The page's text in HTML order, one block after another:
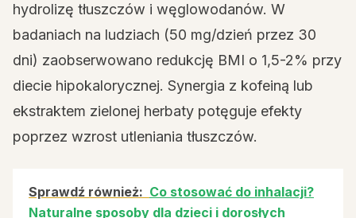
hydrolizę tłuszczów i węglowodanów. W
badaniach na ludziach (50 mg/dzień przez 30
dni) zaobserwowano redukcję BMI o 1,5-2% przy
diecie hipokalorycznej. Synergia z kofeiną lub
ekstraktem zielonej herbaty potęguje efekty
poprzez wzrost utleniania tłuszczów.
Sprawdź również: Co stosować do inhalacji?
Naturalne sposoby dla dzieci i dorosłych